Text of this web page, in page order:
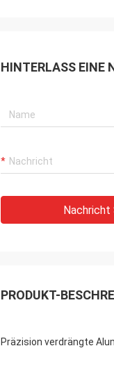
HINTERLASS EINE
Nachricht
PRODUKT-
Präzision verdrängte